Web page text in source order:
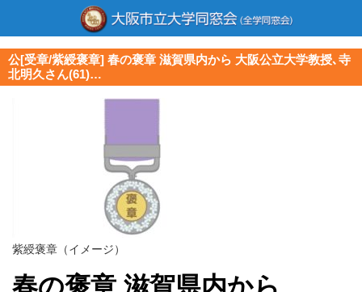
公[受章/紫綬褒章] 春の褒章 滋賀県内から 大阪公立大学教授､寺
北明久さん(61)…
紫綬褒章（イメージ）